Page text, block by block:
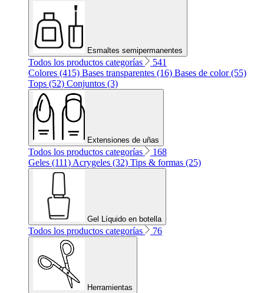
Esmaltes semipermanentes
Todos los productos categorías
541
Colores (415) Bases transparentes (16) Bases de color (55)
Tops (52) Conjuntos (3)
Extensiones de uñas
Todos los productos categorías
168
Geles (111) Acrygeles (32) Tips & formas (25)
Gel Líquido en botella
Todos los productos categorías 76
Herramientas